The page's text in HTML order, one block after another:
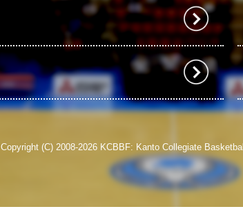
Copyright (C) 2008-2026 KCBBF: Kanto Collegiate